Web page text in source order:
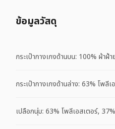
ข้อมูลวัสดุ
กระเป๋ากางเกงด้านบน: 100% ผ้าฝ้า
กระเป๋ากางเกงด้านล่าง: 63% โพลี
เปลือกนุ่ม: 63% โพลีเอสเตอร์,